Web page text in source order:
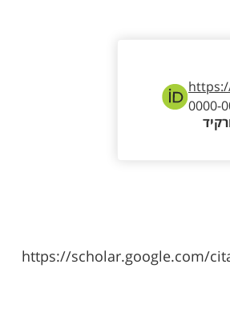
0000-
https://scholar.google.com/